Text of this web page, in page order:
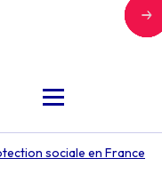
sociale en France